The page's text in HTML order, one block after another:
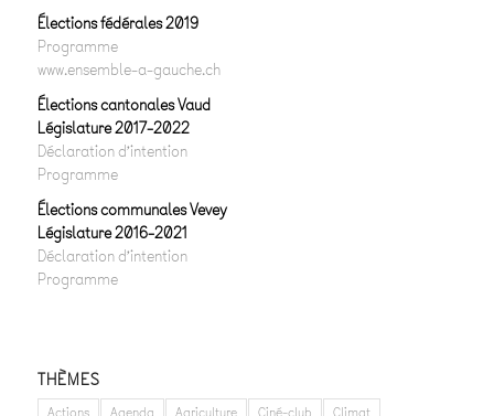
Élections fédérales 2019
Programme
www.ensemble-a-gauche.ch
Élections cantonales Vaud
Législature 2017-2022
Déclaration d’intention
Programme
Élections communales Vevey
Législature 2016-2021
Déclaration d’intention
Programme
THÈMES